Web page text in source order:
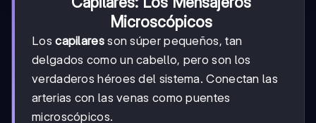
Microscópicos
Loscapilaresson súper pequeños, tan
delgados como un cabello, pero son los
verdaderos héroes del sistema. Conectan las
arterias con las venas como puentes
microscópicos.